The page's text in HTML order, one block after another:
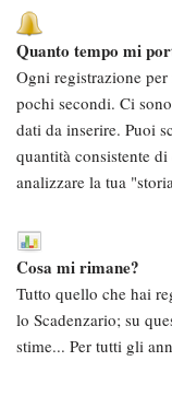
Quanto tempo mi
Ogni registrazione
pochi secondi. Ci
dati da inserire. Puoi
quantità consistente
analizzare la tua
Cosa mi rimane?
Tutto quello che hai
lo Scadenzario; su
stime... Per tutti gli